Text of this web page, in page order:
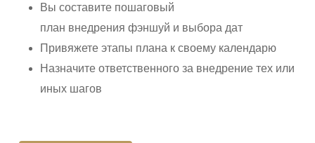
Вы составите пошаговый
план внедрения фэншуй и выбора дат
Привяжете этапы плана к своему календарю
Назначите ответственного за внедрение тех или
иных шагов